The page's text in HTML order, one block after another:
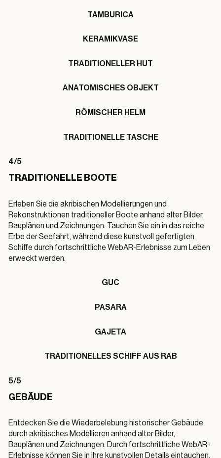
TAMBURICA
KERAMIKVASE
TRADITIONELLER HUT
ANATOMISCHES OBJEKT
RÖMISCHER HELM
TRADITIONELLE TASCHE
4/5
TRADITIONELLE BOOTE
Erleben Sie die akribischen Modellierungen und
Rekonstruktionen traditioneller Boote anhand alter Bilder,
Bauplänen und Zeichnungen. Tauchen Sie ein in das reiche
Erbe der Seefahrt, während diese kunstvoll gefertigten
Schiffe durch fortschrittliche WebAR-Erlebnisse zum Leben
erweckt werden.
GUC
PASARA
GAJETA
TRADITIONELLES SCHIFF AUS RAB
5/5
GEBÄUDE
Entdecken Sie die Wiederbelebung historischer Gebäude
durch akribisches Modellieren anhand alter Bilder,
Bauplänen und Zeichnungen. Durch fortschrittliche WebAR-
Erlebnisse können Sie in ihre kunstvollen Details eintauchen.